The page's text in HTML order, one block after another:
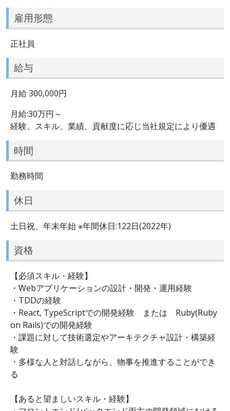
雇用形態
正社員
給与
月給 300,000円
月給:30万円～
経験、スキル、業績、貢献度に応じ当社規定により優遇
時間
勤務時間
休日
土日祝、年末年始 ※年間休日:122日(2022年)
資格
【必須スキル・経験】
・Webアプリケーションの設計・開発・運用経験
・TDDの経験
・React, TypeScriptでの開発経験 または Ruby(Ruby
on Rails)での開発経験
・課題に対して技術選定やアーキテクチャ設計・構築経
験
・多様な人と対話しながら、物事を推進することができ
る
【あると望ましいスキル・経験】